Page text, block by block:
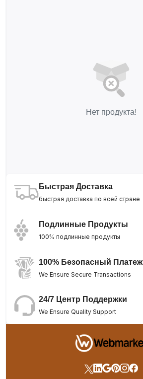
Нет продукта!
Быстрая Доставка
быстрая доставка по всей стране
Подлинные Продукты
100% подлинные продукты
100% Безопасный Платеж
We Ensure Secure Transactions
24/7 Центр Поддержки
We Ensure Quality Support